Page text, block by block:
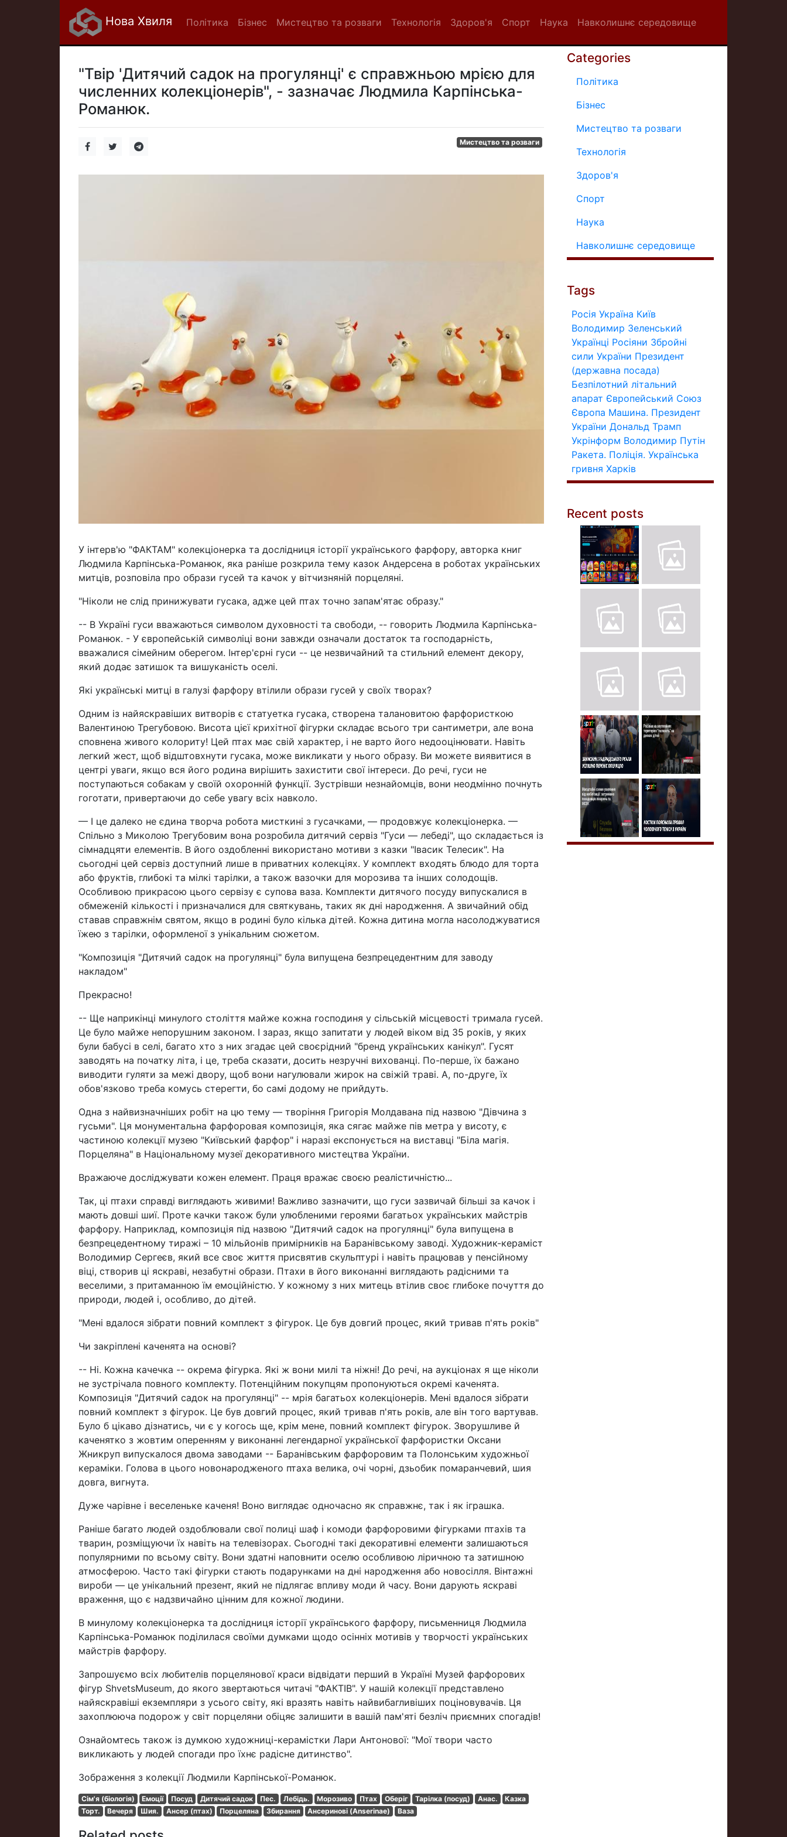
Нова Хвиля Політика Бізнес Мистецтво та розваги Технологія Здоров'я Спорт Наука Навколишнє середовище
"Твір 'Дитячий садок на прогулянці' є справжньою мрією для
численних колекціонерів", - зазначає Людмила Карпінська-
Романюк.
Мистецтво та розваги
У інтерв'ю "ФАКТАМ" колекціонерка та дослідниця історії українського фарфору, авторка книг
Людмила Карпінська-Романюк, яка раніше розкрила тему казок Андерсена в роботах українських
митців, розповіла про образи гусей та качок у вітчизняній порцеляні.
"Ніколи не слід принижувати гусака, адже цей птах точно запам'ятає образу."
-- В Україні гуси вважаються символом духовності та свободи, -- говорить Людмила Карпінська-
Романюк. - У європейській символіці вони завжди означали достаток та господарність,
вважалися сімейним оберегом. Інтер'єрні гуси -- це незвичайний та стильний елемент декору,
який додає затишок та вишуканість оселі.
Які українські митці в галузі фарфору втілили образи гусей у своїх творах?
Одним із найяскравіших витворів є статуетка гусака, створена талановитою фарфористкою
Валентиною Трегубовою. Висота цієї крихітної фігурки складає всього три сантиметри, але вона
сповнена живого колориту! Цей птах має свій характер, і не варто його недооцінювати. Навіть
легкий жест, щоб відштовхнути гусака, може викликати у нього образу. Ви можете виявитися в
центрі уваги, якщо вся його родина вирішить захистити свої інтереси. До речі, гуси не
поступаються собакам у своїй охоронній функції. Зустрівши незнайомців, вони неодмінно почнуть
гоготати, привертаючи до себе увагу всіх навколо.
— І це далеко не єдина творча робота мисткині з гусачками, — продовжує колекціонерка. —
Спільно з Миколою Трегубовим вона розробила дитячий сервіз "Гуси — лебеді", що складається із
сімнадцяти елементів. В його оздобленні використано мотиви з казки "Івасик Телесик". На
сьогодні цей сервіз доступний лише в приватних колекціях. У комплект входять блюдо для торта
або фруктів, глибокі та мілкі тарілки, а також вазочки для морозива та інших солодощів.
Особливою прикрасою цього сервізу є супова ваза. Комплекти дитячого посуду випускалися в
обмеженій кількості і призначалися для святкувань, таких як дні народження. А звичайний обід
ставав справжнім святом, якщо в родині було кілька дітей. Кожна дитина могла насолоджуватися
їжею з тарілки, оформленої з унікальним сюжетом.
"Композиція "Дитячий садок на прогулянці" була випущена безпрецедентним для заводу
накладом"
Прекрасно!
-- Ще наприкінці минулого століття майже кожна господиня у сільській місцевості тримала гусей.
Це було майже непорушним законом. І зараз, якщо запитати у людей віком від 35 років, у яких
були бабусі в селі, багато хто з них згадає цей своєрідний "бренд українських канікул". Гусят
заводять на початку літа, і це, треба сказати, досить незручні вихованці. По-перше, їх бажано
виводити гуляти за межі двору, щоб вони нагулювали жирок на свіжій траві. А, по-друге, їх
обов'язково треба комусь стерегти, бо самі додому не прийдуть.
Одна з найвизначніших робіт на цю тему — творіння Григорія Молдавана під назвою "Дівчина з
гусьми". Ця монументальна фарфоровая композиція, яка сягає майже пів метра у висоту, є
частиною колекції музею "Київський фарфор" і наразі експонується на виставці "Біла магія.
Порцеляна" в Національному музеї декоративного мистецтва України.
Вражаюче досліджувати кожен елемент. Праця вражає своєю реалістичністю...
Так, ці птахи справді виглядають живими! Важливо зазначити, що гуси зазвичай більші за качок і
мають довші шиї. Проте качки також були улюбленими героями багатьох українських майстрів
фарфору. Наприклад, композиція під назвою "Дитячий садок на прогулянці" була випущена в
безпрецедентному тиражі – 10 мільйонів примірників на Баранівському заводі. Художник-кераміст
Володимир Сергеєв, який все своє життя присвятив скульптурі і навіть працював у пенсійному
віці, створив ці яскраві, незабутні образи. Птахи в його виконанні виглядають радісними та
веселими, з притаманною їм емоційністю. У кожному з них митець втілив своє глибоке почуття до
природи, людей і, особливо, до дітей.
"Мені вдалося зібрати повний комплект з фігурок. Це був довгий процес, який тривав п'ять років"
Чи закріплені каченята на основі?
-- Ні. Кожна качечка -- окрема фігурка. Які ж вони милі та ніжні! До речі, на аукціонах я ще ніколи
не зустрічала повного комплекту. Потенційним покупцям пропонуються окремі каченята.
Композиція "Дитячий садок на прогулянці" -- мрія багатьох колекціонерів. Мені вдалося зібрати
повний комплект з фігурок. Це був довгий процес, який тривав п'ять років, але він того вартував.
Було б цікаво дізнатись, чи є у когось ще, крім мене, повний комплект фігурок. Зворушливе й
каченятко з жовтим оперенням у виконанні легендарної української фарфористки Оксани
Жникруп випускалося двома заводами -- Баранівським фарфоровим та Полонським художньої
кераміки. Голова в цього новонародженого птаха велика, очі чорні, дзьобик помаранчевий, шия
довга, вигнута.
Дуже чарівне і веселеньке каченя! Воно виглядає одночасно як справжнє, так і як іграшка.
Раніше багато людей оздоблювали свої полиці шаф і комоди фарфоровими фігурками птахів та
тварин, розміщуючи їх навіть на телевізорах. Сьогодні такі декоративні елементи залишаються
популярними по всьому світу. Вони здатні наповнити оселю особливою ліричною та затишною
атмосферою. Часто такі фігурки стають подарунками на дні народження або новосілля. Вінтажні
вироби — це унікальний презент, який не підлягає впливу моди й часу. Вони дарують яскраві
враження, що є надзвичайно цінним для кожної людини.
В минулому колекціонерка та дослідниця історії українського фарфору, письменниця Людмила
Карпінська-Романюк поділилася своїми думками щодо осінніх мотивів у творчості українських
майстрів фарфору.
Запрошуємо всіх любителів порцелянової краси відвідати перший в Україні Музей фарфорових
фігур ShvetsMuseum, до якого звертаються читачі "ФАКТІВ". У нашій колекції представлено
найяскравіші екземпляри з усього світу, які вразять навіть найвибагливіших поціновувачів. Ця
захоплююча подорож у світ порцеляни обіцяє залишити в вашій пам'яті безліч приємних спогадів!
Ознайомтесь також із думкою художниці-керамістки Лари Антонової: "Мої твори часто
викликають у людей спогади про їхнє радісне дитинство".
Зображення з колекції Людмили Карпінської-Романюк.
Сім'я (біологія) Емоції Посуд Дитячий садок Пес. Лебідь. Морозиво Птах Оберіг Тарілка (посуд) Анас.
Казка
Торт.
Вечеря Шия. Ансер (птах) Порцеляна Збирання Ансеринові (Anserinae) Ваза
Categories
Політика
Бізнес
Мистецтво та розваги
Технологія
Здоров'я
Спорт
Наука
Навколишнє середовище
Tags
Росія Україна Київ
Володимир Зеленський
Українці Росіяни Збройні
сили України Президент
(державна посада)
Безпілотний літальний
апарат Європейський Союз
Європа Машина. Президент
України Дональд Трамп
Укрінформ Володимир Путін
Ракета. Поліція. Українська
гривня Харків
Recent posts